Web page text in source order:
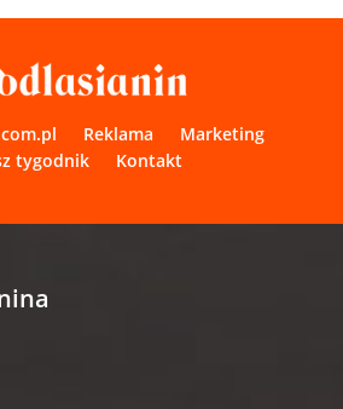
Reklama
Marketing
tygodnik
Kontakt